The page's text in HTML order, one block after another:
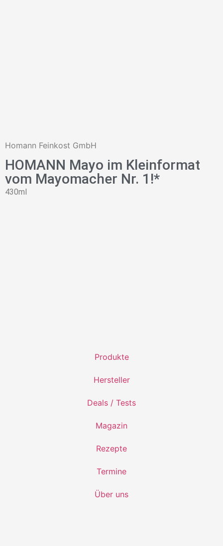
Homann Feinkost GmbH
HOMANN Mayo im Kleinformat
vom Mayomacher Nr. 1!*
430ml
Produkte
Hersteller
Deals / Tests
Magazin
Rezepte
Termine
Über uns